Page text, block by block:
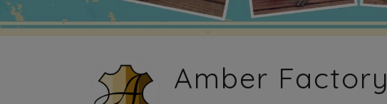
Amber Factory